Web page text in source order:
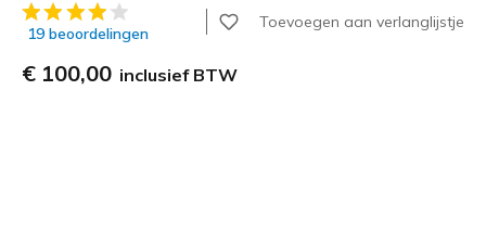
3,3 van de 5 klantbeoordelingen
19 beoordelingen
Toevoegen aan verlanglijstje
€ 100,00 inclusief BTW